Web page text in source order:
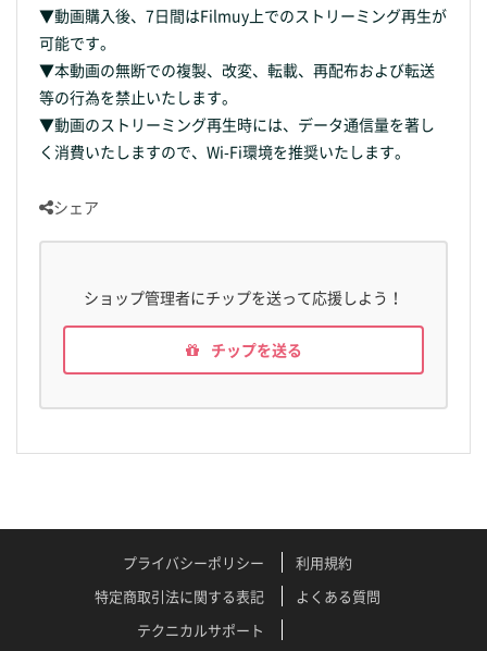
▼動画購入後、7日間はFilmuy上でのストリーミング再生が
可能です。
▼本動画の無断での複製、改変、転載、再配布および転送
等の行為を禁止いたします。
▼動画のストリーミング再生時には、データ通信量を著し
く消費いたしますので、Wi-Fi環境を推奨いたします。
シェア
ショップ管理者にチップを送って応援しよう！
チップを送る
プライバシーポリシー
利用規約
特定商取引法に関する表記
よくある質問
テクニカルサポート